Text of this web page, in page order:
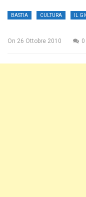
BASTIA CULTURA
On 26 Ottobre 2010 0